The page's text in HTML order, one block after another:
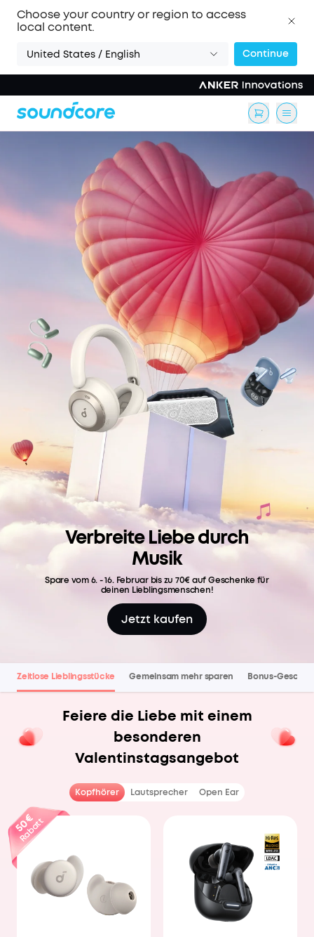
Choose your country or region to access
local content.
United States / English Continue
Verbreite Liebe durch
Musik
Spare vom 6. - 16. Februar bis zu 70€ auf Geschenke für
deinen Lieblingsmenschen!
Jetzt kaufen
Zeitlose Lieblingsstücke Gemeinsam mehr sparen Bonus-
Feiere die Liebe mit einem
besonderen
Valentinstagsangebot
Kopfhörer Lautsprecher Open Ear
50€
Rabatt